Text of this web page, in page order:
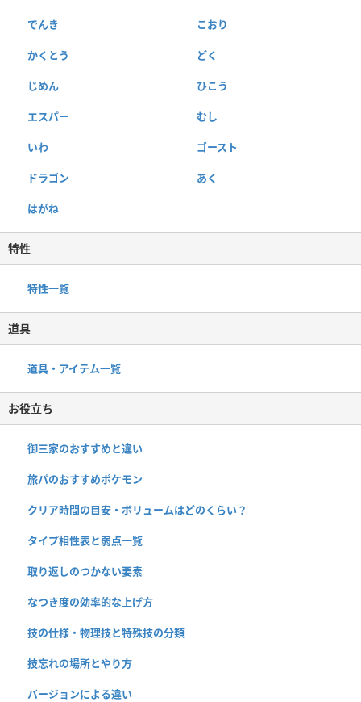
でんき こおり
かくとう どく
じめん ひこう
エスパー むし
いわ ゴースト
ドラゴン あく
はがね
特性
特性一覧
道具
道具・アイテム一覧
お役立ち
御三家のおすすめと違い
旅パのおすすめポケモン
クリア時間の目安・ボリュームはどのくらい？
タイプ相性表と弱点一覧
取り返しのつかない要素
なつき度の効率的な上げ方
技の仕様・物理技と特殊技の分類
技忘れの場所とやり方
バージョンによる違い